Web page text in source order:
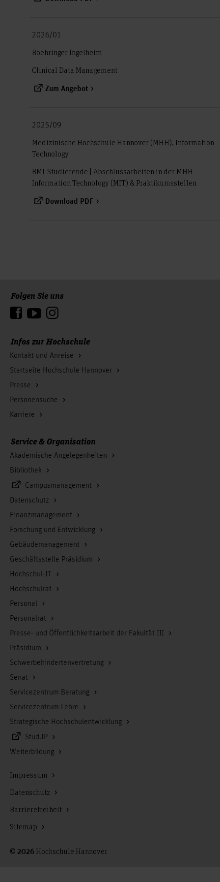
2026/01
Boehringer Ingelheim
Clinical Data Management
Zum Angebot
2025/09
Medizinische Hochschule Hannover (MHH), Information
Technology
BMI-Studierende | Abschlussarbeiten in der MHH
Information Technology (MIT) & Praktikumsstellen
Download PDF
Infos zur Hochschule
Kontakt und Anreise
Startseite Hochschule Hannover
Presse
Personensuche
Karriere
Folgen Sie uns
Service & Organisation
Akademische Angelegenheiten
Bibliothek
Campusmanagement
Datenschutz
Finanzmanagement
Forschung und Entwicklung
Gebäudemanagement
Geschäftsstelle Präsidium
Hochschul-IT
Hochschulrat
Personal
Personalrat
Presse- und Öffentlichkeitsarbeit der Fakultät III
Präsidium
Schwerbehindertenvertretung
Senat
Servicezentrum Beratung
Servicezentrum Lehre
Strategische Hochschulentwicklung
Stud.IP
Weiterbildung
© 2026 Hochschule Hannover
Impressum
Datenschutz
Barrierefreiheit
Sitemap